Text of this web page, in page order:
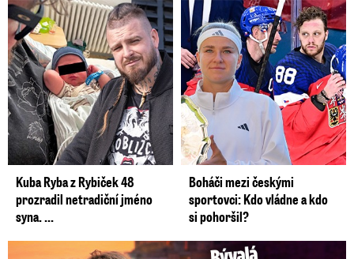
Kuba Ryba z Rybiček 48
prozradil netradiční jméno
syna. ...
Boháči mezi českými
sportovci: Kdo vládne a kdo
si pohoršil?